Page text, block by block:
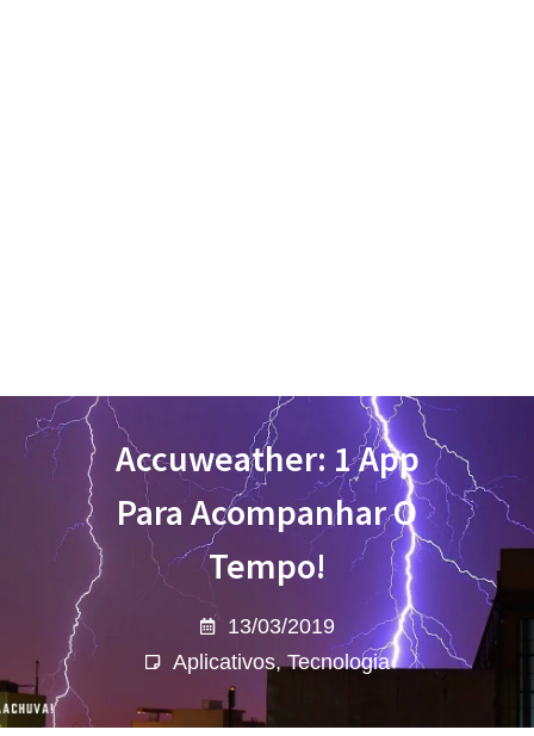
Accuweather: 1 App
Para Acompanhar O
Tempo!
13/03/2019
Aplicativos,Tecnologia